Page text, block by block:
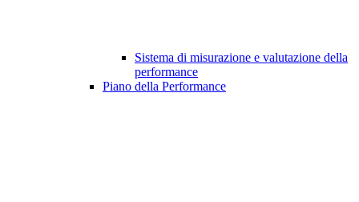
Sistema di misurazione e valutazione della
performance
Piano della Performance